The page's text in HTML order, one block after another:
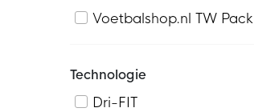
Voetbalshop.nl TW Pack
Technologie
Dri-FIT